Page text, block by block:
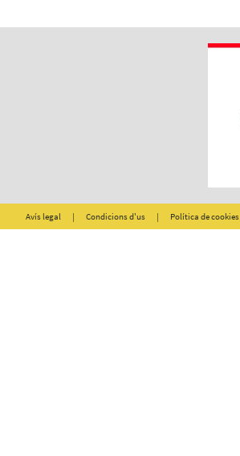
Avís legal | Condicions d'us | Política de cookies